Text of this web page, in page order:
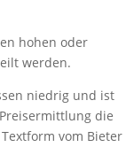
hohen oder
werden.
niedrig und ist
die
vom Bieter